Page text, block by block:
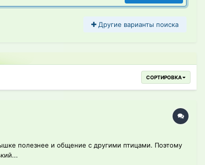
Другие варианты поиска
СОРТИРОВКА
полезнее и общение с другими птицами. Поэтому